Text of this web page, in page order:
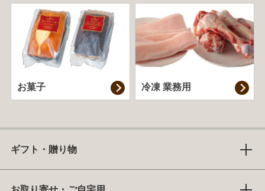
お菓子 冷凍 業務用
ギフト・贈り物